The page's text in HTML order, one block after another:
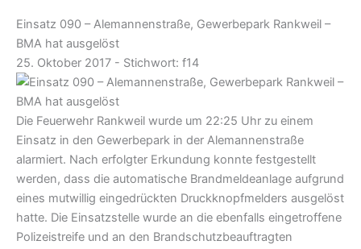
Einsatz 090 – Alemannenstraße, Gewerbepark Rankweil –
BMA hat ausgelöst
25. Oktober 2017 - Stichwort: f14
Die Feuerwehr Rankweil wurde um 22:25 Uhr zu einem
Einsatz in den Gewerbepark in der Alemannenstraße
alarmiert. Nach erfolgter Erkundung konnte festgestellt
werden, dass die automatische Brandmeldeanlage aufgrund
eines mutwillig eingedrückten Druckknopfmelders ausgelöst
hatte. Die Einsatzstelle wurde an die ebenfalls eingetroffene
Polizeistreife und an den Brandschutzbeauftragten